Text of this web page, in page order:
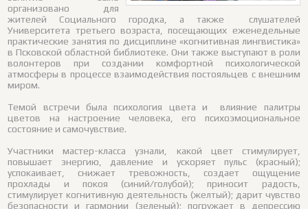
организовано для
жителей Социального городка, а также слушателей
Университета третьего возраста, посещающих еженедельные
практические занятия по дисциплине «когнитивная лингвистика»
в Псковской областной библиотеке. Они также выступают в роли
волонтеров при создании комфортной психологической
атмосферы в процессе взаимодействия постояльцев с внешним
миром.
Темой встречи была психология цвета и влияние палитры
цветов на настроение человека, его психоэмоциональное
состояние и самочувствие.
Участники мастер-класса узнали, какой цвет стимулирует,
повышает энергию, давление и ускоряет пульс (красный);
успокаивает, снижает тревожность, создает ощущение
прохлады и покоя (синий/голубой); приносит радость,
стимулирует когнитивную деятельность (желтый); дарит чувство
безопасности и гармонии (зеленый); погружает в депрессию